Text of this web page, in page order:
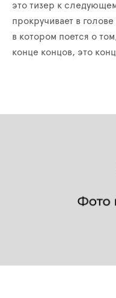
это тизер к
прокручивает в
в котором поется о
конце концов, это